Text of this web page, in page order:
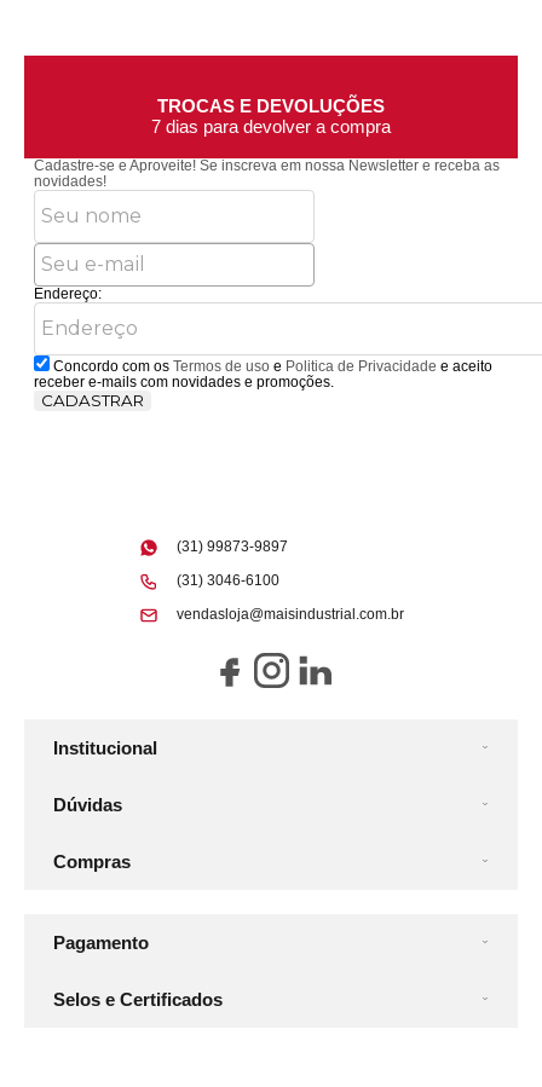
TROCAS E DEVOLUÇÕES
7 dias para devolver a compra
Cadastre-se e Aproveite!Se inscreva em nossa Newsletter e receba as
novidades!
Endereço:
Concordo com osTermos de uso e Politica de Privacidade e aceito
receber e-mails com novidades e promoções.
CADASTRAR
Institucional
Dúvidas
Compras
(31) 99873-9897
(31) 3046-6100
vendasloja@maisindustrial.com.br
Pagamento
Selos e Certificados